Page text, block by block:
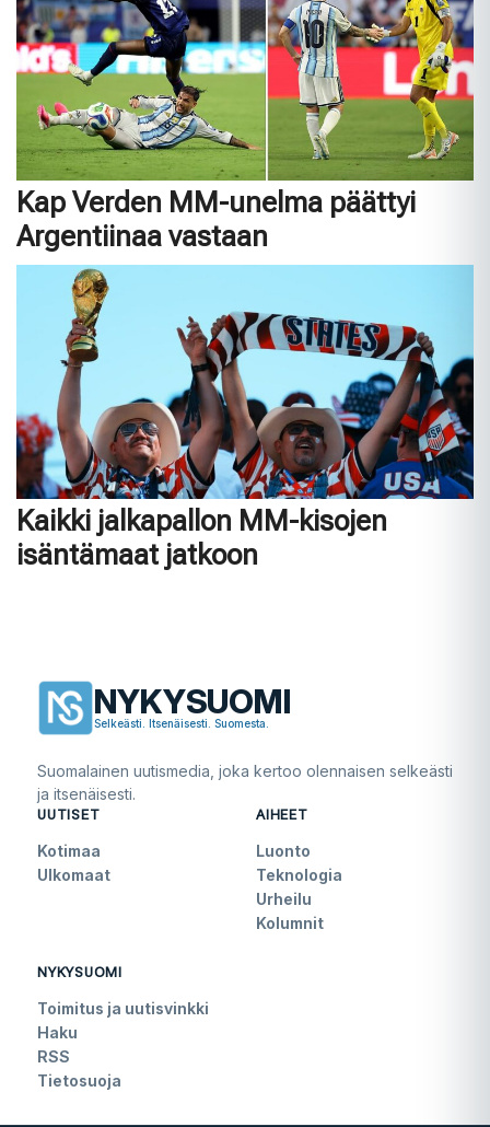
Kap Verden MM-unelma päättyi
Argentiinaa vastaan
Kaikki jalkapallon MM-kisojen
isäntämaat jatkoon
NYKYSUOMI
Selkeästi. Itsenäisesti. Suomesta.
Suomalainen uutismedia, joka kertoo olennaisen selkeästi
ja itsenäisesti.
UUTISET
Kotimaa
Ulkomaat
AIHEET
Luonto
Teknologia
Urheilu
Kolumnit
NYKYSUOMI
Toimitus ja uutisvinkki
Haku
RSS
Tietosuoja